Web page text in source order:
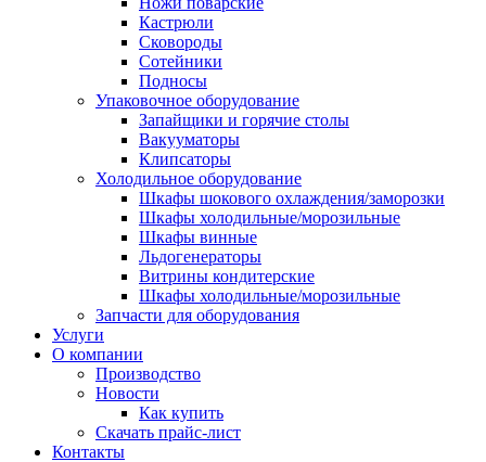
Кастрюли
Сковороды
Сотейники
Подносы
Упаковочное оборудование
Запайщики и горячие столы
Вакууматоры
Клипсаторы
Холодильное оборудование
Шкафы шокового охлаждения/заморозки
Шкафы холодильные/морозильные
Шкафы винные
Льдогенераторы
Витрины кондитерские
Шкафы холодильные/морозильные
Запчасти для оборудования
Услуги
О компании
Производство
Новости
Как купить
Скачать прайс-лист
Контакты